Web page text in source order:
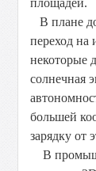
площадей.
В плане
переход на
некоторые
солнечная
большей
зарядку от
В